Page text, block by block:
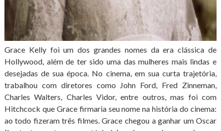
Grace Kelly foi um dos grandes nomes da era clássica de
Hollywood, além de ter sido uma das mulheres mais lindas e
desejadas de sua época. No cinema, em sua curta trajetória,
trabalhou com diretores como John Ford, Fred Zinneman,
Charles Walters, Charles Vidor, entre outros, mas foi com
Hitchcock que Grace firmaria seu nome na história do cinema:
ao todo fizeram três filmes. Grace chegou a ganhar um Oscar